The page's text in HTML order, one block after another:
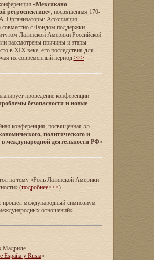
«Мексикано-
ретроспективе», посвященная 170-
Организаторы: Ассоциация
с Фондом поддержки
Латинской Америки Российской
рассмотрены причины и этапы
в XIX веке, его последствия для
их современный период >>>
проведение конференции
безопасности и новые
конференция, посвященная 55-
политического и
международной деятельности РФ»
на тему «Роль Латинской Америки
(подробнее>>>)
прошел международный симпозиум
отношений»
Мадриде
España y Rusia»